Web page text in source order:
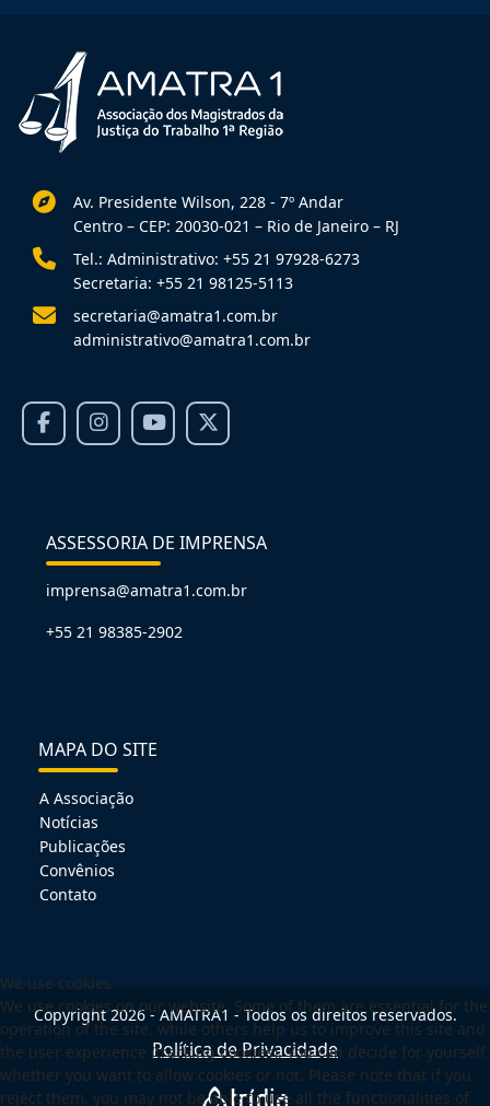
Av. Presidente Wilson, 228 - 7º Andar
Centro – CEP: 20030-021 – Rio de Janeiro – RJ
Tel.: Administrativo: +55 21 97928-6273
Secretaria: +55 21 98125-5113
secretaria@amatra1.com.br
administrativo@amatra1.com.br
ASSESSORIA DE IMPRENSA
imprensa@amatra1.com.br
+55 21 98385-2902
MAPA DO SITE
A Associação
Notícias
Publicações
Convênios
Contato
Copyright 2026 - AMATRA1 - Todos os direitos reservados.
Política de Privacidade
We use cookies
We use cookies on our website. Some of them are essential for the
operation of the site, while others help us to improve this site and
the user experience (tracking cookies). You can decide for yourself
whether you want to allow cookies or not. Please note that if you
reject them, you may not be able to use all the functionalities of